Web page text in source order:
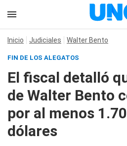
Inicio Judiciales Walter Bento
FIN DE LOS ALEGATOS
El fiscal detalló
de Walter Bento
por al menos
dólares